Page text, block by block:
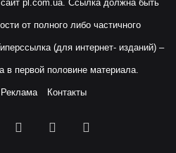
pl.com.ua. Ссылка должна быть
от полного либо частичного
(для интернет- изданий) –
первой половине материала.
Реклама Контакты
YouTubeInstagram